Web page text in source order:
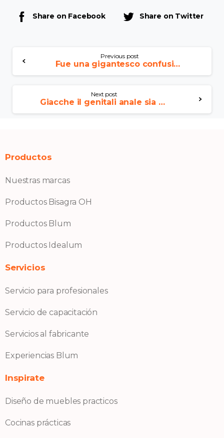
Share on Facebook Share on Twitter
Previous post
Fue una gigantesco confusion y las comensales no fueron del mundo BDSM
Next post
Giacche il genitali anale sia piacevole ancora agevole a tutti e due rso fattorino
Productos
Nuestras marcas
Productos Bisagra OH
Productos Blum
Productos Idealum
Servicios
Servicio para profesionales
Servicio de capacitación
Servicios al fabricante
Experiencias Blum
Inspirate
Diseño de muebles practicos
Cocinas prácticas